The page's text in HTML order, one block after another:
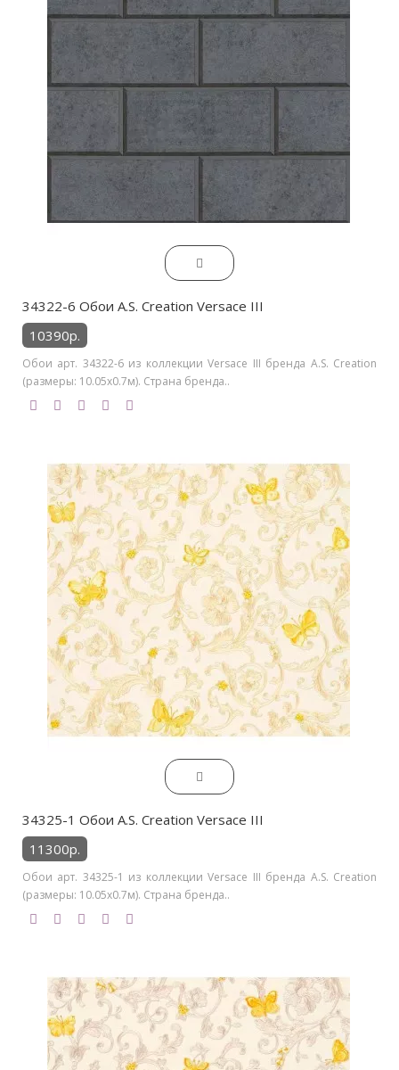
34322-6 Обои A.S. Creation Versace III
10390р.
Обои арт. 34322-6 из коллекции Versace III бренда A.S. Creation
(размеры: 10.05х0.7м). Страна бренда..
34325-1 Обои A.S. Creation Versace III
11300р.
Обои арт. 34325-1 из коллекции Versace III бренда A.S. Creation
(размеры: 10.05х0.7м). Страна бренда..